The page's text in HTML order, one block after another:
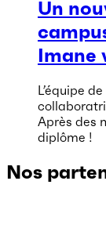
Un
Imane
L’équipe
Après des
diplôme !
Nos